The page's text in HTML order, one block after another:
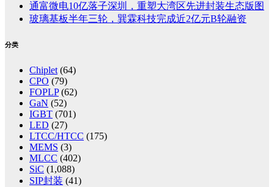
通富微电10亿落子深圳，重塑大湾区先进封装生态版图
玻璃基板半年三轮，巽霖科技完成近2亿元B轮融资
分类
Chiplet (64)
CPO (79)
FOPLP(62)
GaN (52)
IGBT (701)
LED (27)
LTCC/HTCC (175)
MEMS (3)
MLCC (402)
SiC (1,088)
SIP封装 (41)